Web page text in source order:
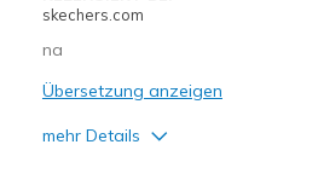
Width
Sizing
Feels true to size
skechers.com
na
Übersetzung anzeigen
mehr Details